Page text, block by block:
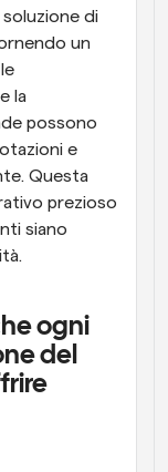
persone
di
un
la
possono
e
Questa
prezioso
siano
ogni
del